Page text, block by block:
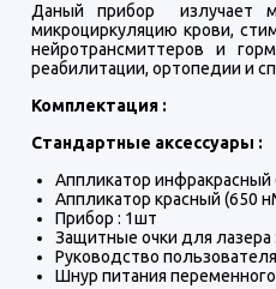
Даный прибор излучает
микроциркуляцию крови,
нейротрансмиттеров и
реабилитации, ортопедии и
Комплектация :
Стандартные аксессуары :
Аппликатор
Аппликатор красный (650
Прибор : 1шт
Защитные очки для лазера
Руководство
Шнур питания